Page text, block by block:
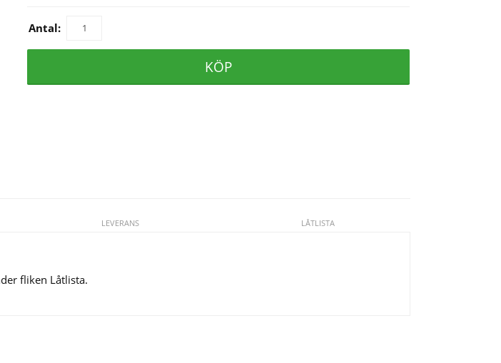
Antal:
KÖP
LEVERANS LÅTLISTA
fliken Låtlista.